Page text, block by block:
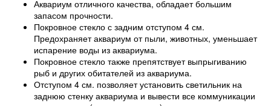
Аквариум отличного качества, обладает большим
запасом прочности.
Покровное стекло с задним отступом 4 см.
Предохраняет аквариум от пыли, животных, уменьшает
испарение воды из аквариума.
Покровное стекло также препятствует выпрыгиванию
рыб и других обитателей из аквариума.
Отступом 4 см. позволяет установить светильник на
заднюю стенку аквариума и вывести все коммуникации